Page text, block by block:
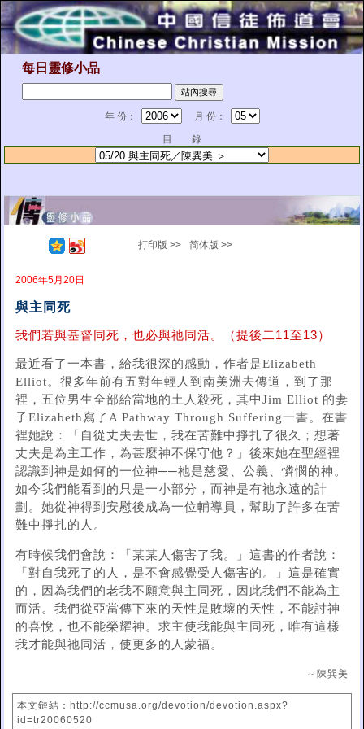
每日靈修小品
年 份：
月 份：
目 錄
打印版 >> 简体版 >>
2006年5月20日
與主同死
我們若與基督同死，也必與祂同活。（提後二11至13）
最近看了一本書，給我很深的感動，作者是Elizabeth
Elliot。很多年前有五對年輕人到南美洲去傳道，到了那
裡，五位男生全部給當地的土人殺死，其中Jim Elliot 的妻
子Elizabeth寫了A Pathway Through Suffering一書。在書
裡她說：「自從丈夫去世，我在苦難中掙扎了很久；想著
丈夫是為主工作，為甚麼神不保守他？」後來她在聖經裡
認識到神是如何的一位神──祂是慈愛、公義、憐憫的神。
如今我們能看到的只是一小部分，而神是有祂永遠的計
劃。她從神得到安慰後成為一位輔導員，幫助了許多在苦
難中掙扎的人。
有時候我們會說：「某某人傷害了我。」這書的作者說：
「對自我死了的人，是不會感覺受人傷害的。」這是確實
的，因為我們的老我不願意與主同死，因此我們不能為主
而活。我們從亞當傳下來的天性是敗壞的天性，不能討神
的喜悅，也不能榮耀神。求主使我能與主同死，唯有這樣
我才能與祂同活，使更多的人蒙福。
～陳巽美
本文鏈結：http://ccmusa.org/devotion/devotion.aspx?
id=tr20060520